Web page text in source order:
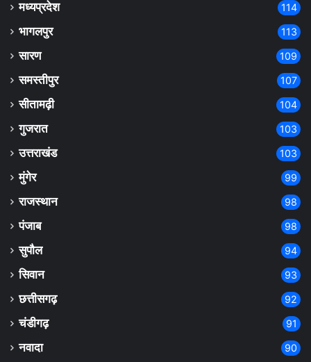
मध्यप्रदेश 114
भागलपुर 113
सारण 109
समस्तीपुर 107
सीतामढ़ी 104
गुजरात 103
उत्तराखंड 103
मुंगेर 99
राजस्थान 98
पंजाब 98
सुपौल 94
सिवान 93
छत्तीसगढ़ 92
चंडीगढ़ 91
नवादा 90